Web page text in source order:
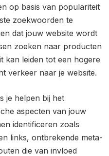
op basis van populariteit
zoekwoorden te
dat jouw website wordt
zoeken naar producten
kan leiden tot een hogere
verkeer naar je website.
je helpen bij het
aspecten van jouw
identificeren zoals
links, ontbrekende meta-
die van invloed